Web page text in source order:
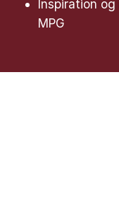
Inspiration
MPG